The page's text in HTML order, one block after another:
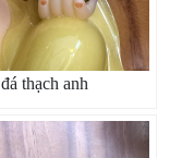
thạch anh